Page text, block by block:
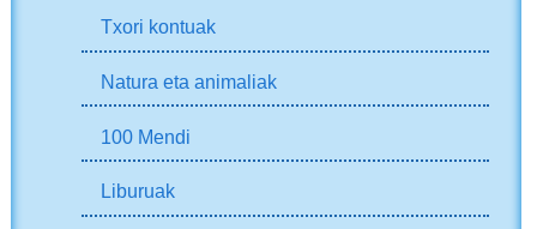
Txori kontuak
Natura eta animaliak
100 Mendi
Liburuak